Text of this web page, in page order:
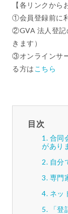
【各リンクから
①会員登録前に
②GVA 法人登記
きます）
③オンラインサ
る方は こちら
目次
合同
があり
自分
専門
ネッ
「